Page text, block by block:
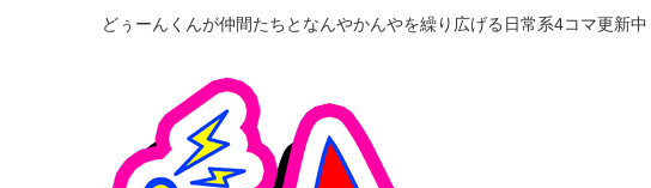
どぅーんくんが仲間たちとなんやかんやを繰り広げる日常系4コマ更新中